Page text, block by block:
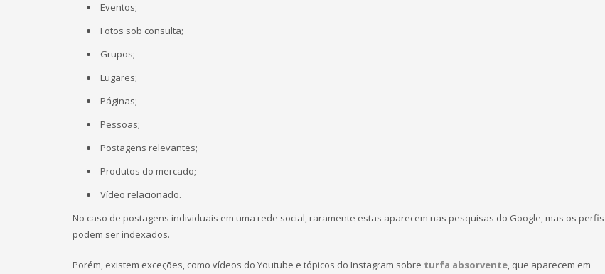
Eventos;
Fotos sob consulta;
Grupos;
Lugares;
Páginas;
Pessoas;
Postagens relevantes;
Produtos do mercado;
Vídeo relacionado.
No caso de postagens individuais em uma rede social, raramente estas aparecem nas pesquisas do Google, mas os perfis
podem ser indexados.
Porém, existem exceções, como vídeos do Youtube e tópicos do Instagram sobre turfa absorvente, que aparecem em